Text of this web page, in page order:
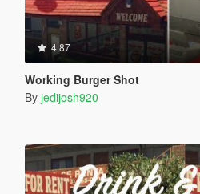
4.87
Working Burger Shot
By jedijosh920